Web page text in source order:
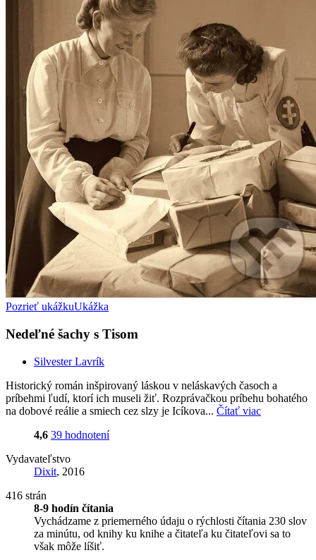
Pozrieť ukážkuUkážka
Nedeľné šachy s Tisom
Silvester Lavrík
Historický román inšpirovaný láskou v neláskavých časoch a
príbehmi ľudí, ktorí ich museli žiť. Rozprávačkou príbehu bohatého
na dobové reálie a smiech cez slzy je Icíkova... Čítať viac
4,6 39 hodnotení
Vydavateľstvo
Dixit, 2016
416 strán
8-9 hodín čítania
Vychádzame z priemerného údaju o rýchlosti čítania 230 slov
za minútu, od knihy ku knihe a čitateľa ku čitateľovi sa to
však môže líšiť.